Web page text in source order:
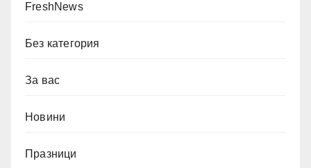
FreshNews
Без категория
За вас
Новини
Празници